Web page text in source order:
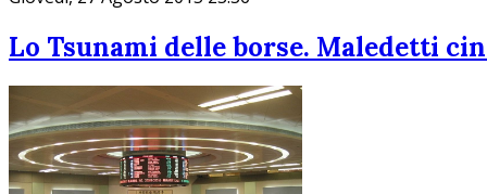
Lo Tsunami delle borse. Maledetti